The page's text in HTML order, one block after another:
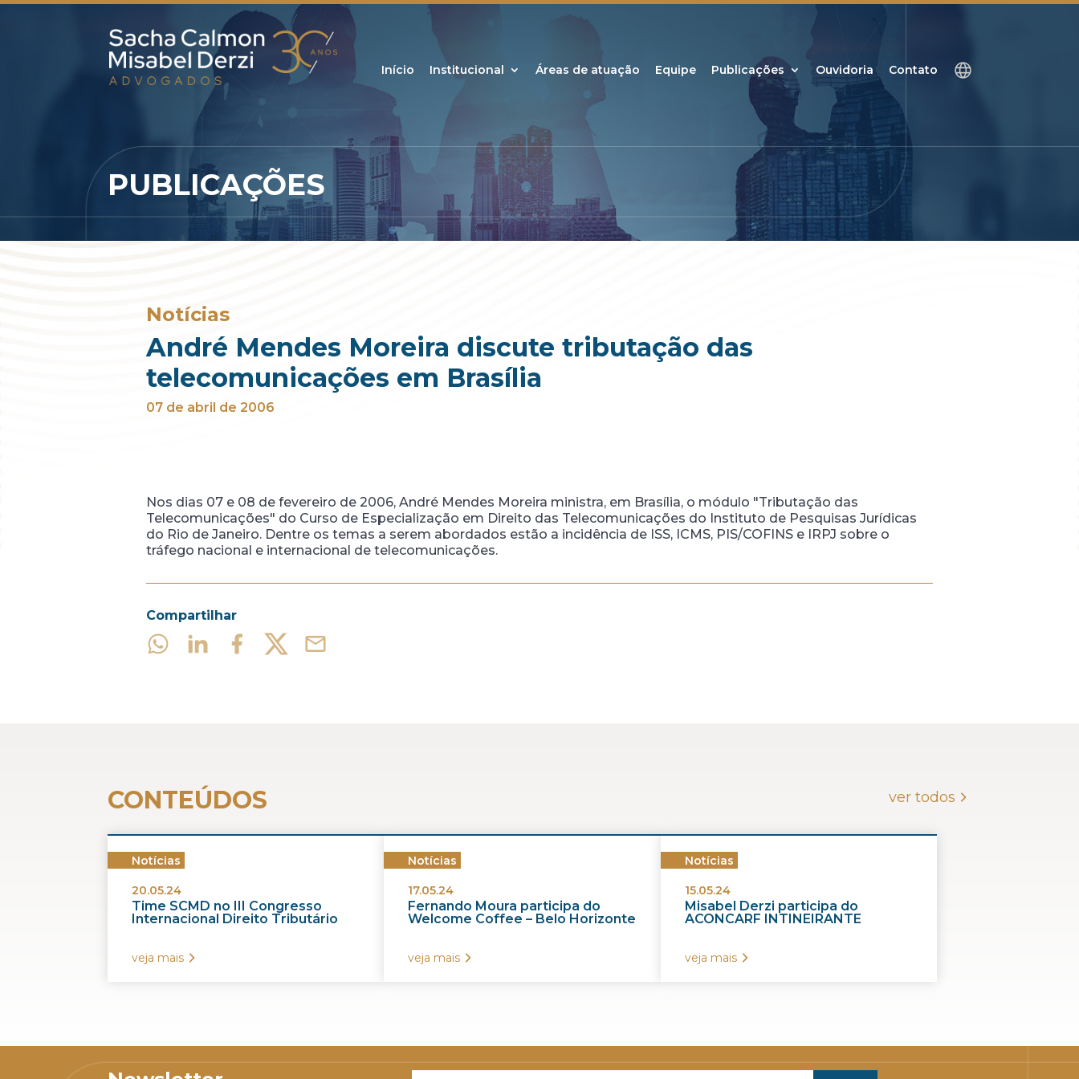
Início Institucional Áreas de atuação Equipe Publicações Ouvidoria Contato
PUBLICAÇÕES
Notícias
André Mendes Moreira discute tributação das
telecomunicações em Brasília
07 de abril de 2006
Nos dias 07 e 08 de fevereiro de 2006, André Mendes Moreira ministra, em Brasília, o módulo "Tributação das
Telecomunicações" do Curso de Especialização em Direito das Telecomunicações do Instituto de Pesquisas Jurídicas
do Rio de Janeiro. Dentre os temas a serem abordados estão a incidência de ISS, ICMS, PIS/COFINS e IRPJ sobre o
tráfego nacional e internacional de telecomunicações.
Compartilhar
CONTEÚDOS ver todos
Notícias
20.05.24
Time SCMD no III Congresso
Internacional Direito Tributário
veja mais
Notícias
17.05.24
Fernando Moura participa do
Welcome Coffee – Belo Horizonte
veja mais
Notícias
15.05.24
Misabel Derzi participa do
ACONCARF INTINEIRANTE
veja mais